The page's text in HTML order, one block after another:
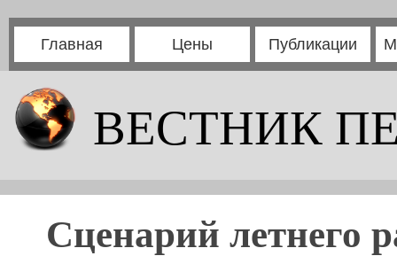
Главная Цены Публикации
ВЕСТНИК
Сценарий летнего